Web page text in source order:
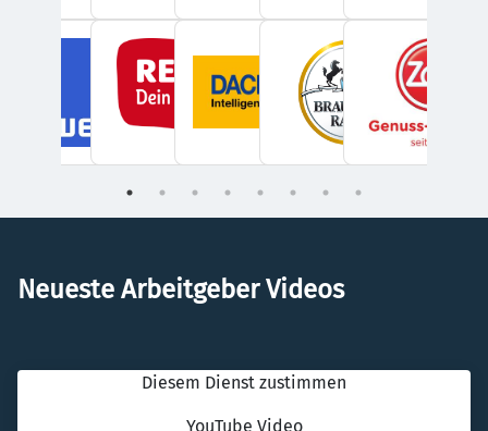
Neueste Arbeitgeber Videos
Diesem Dienst zustimmen
YouTube Video